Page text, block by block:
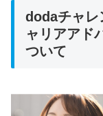
dodaチャレ
ャリアアド
ついて